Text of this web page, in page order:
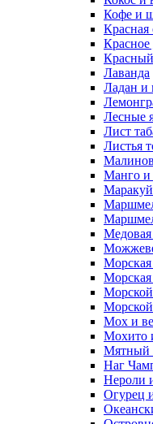
Кофе и
Красная
Красное
Лаванда
Ладан и
Лесные
Лист
Листья
Манго и
Морская
Морская
Мох и
Мохито
Мятный
Наг
Нероли
Огурец